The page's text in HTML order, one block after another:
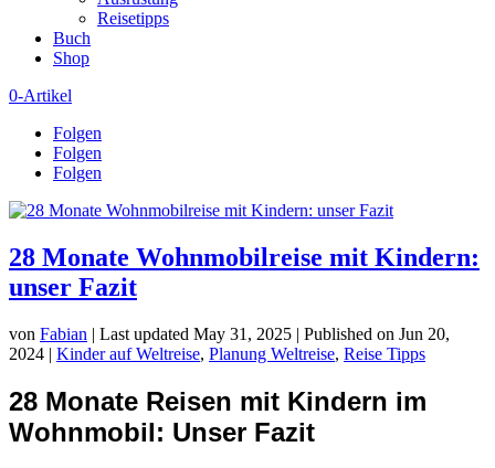
Reisetipps
Buch
Shop
0-Artikel
Folgen
Folgen
Folgen
28 Monate Wohnmobilreise mit Kindern:
unser Fazit
von Fabian | Last updated May 31, 2025 | Published on Jun 20,
2024 | Kinder auf Weltreise, Planung Weltreise, Reise Tipps
28 Monate Reisen mit Kindern im
Wohnmobil: Unser Fazit